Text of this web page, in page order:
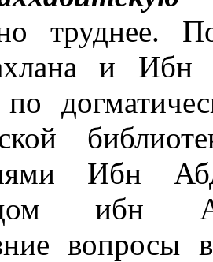
труд­нее.
и Ибн
по
Ибн
ибн
вопросы